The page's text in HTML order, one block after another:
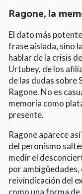
Ragone, la
El dato más
frase aislada, sino
hablar de la crisis
Urtubey, de los
de las dudas sobre
Ragone. No es
memoria como
presente.
Ragone aparece
del peronismo
medir el
por
reivindicación del
como una forma